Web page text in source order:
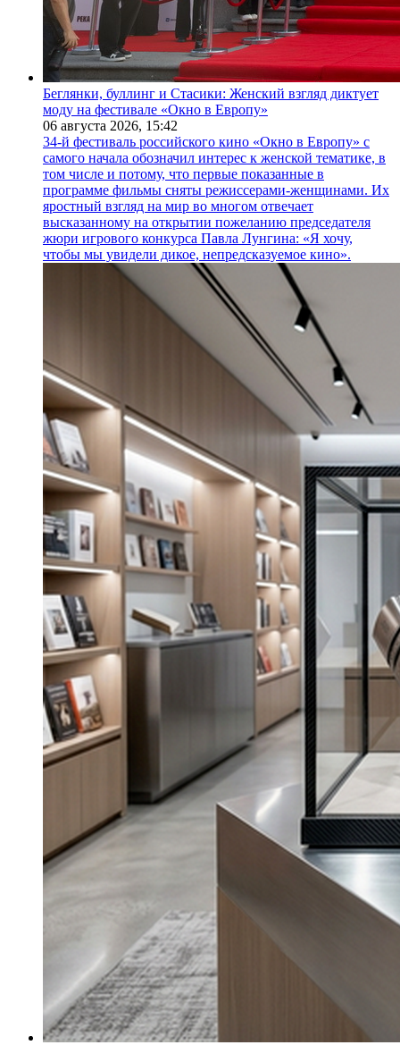
Беглянки, буллинг и Стасики: Женский взгляд диктует
моду на фестивале «Окно в Европу»
06 августа 2026, 15:42
34-й фестиваль российского кино «Окно в Европу» с
самого начала обозначил интерес к женской тематике, в
том числе и потому, что первые показанные в
программе фильмы сняты режиссерами-женщинами. Их
яростный взгляд на мир во многом отвечает
высказанному на открытии пожеланию председателя
жюри игрового конкурса Павла Лунгина: «Я хочу,
чтобы мы увидели дикое, непредсказуемое кино».